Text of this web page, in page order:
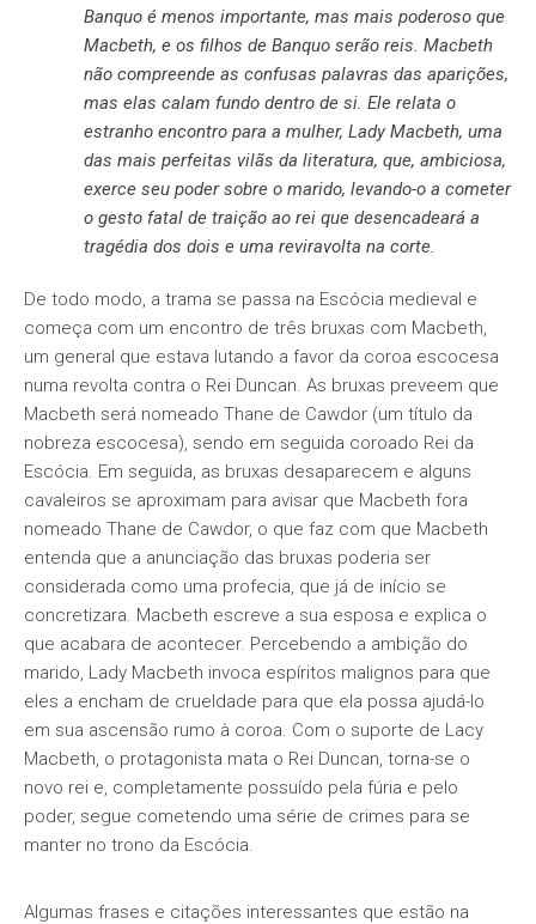
Banquo é menos importante, mas mais poderoso que
Macbeth, e os filhos de Banquo serão reis. Macbeth
não compreende as confusas palavras das aparições,
mas elas calam fundo dentro de si. Ele relata o
estranho encontro para a mulher, Lady Macbeth, uma
das mais perfeitas vilãs da literatura, que, ambiciosa,
exerce seu poder sobre o marido, levando-o a cometer
o gesto fatal de traição ao rei que desencadeará a
tragédia dos dois e uma reviravolta na corte.
De todo modo, a trama se passa na Escócia medieval e
começa com um encontro de três bruxas com Macbeth,
um general que estava lutando a favor da coroa escocesa
numa revolta contra o Rei Duncan. As bruxas preveem que
Macbeth será nomeado Thane de Cawdor (um título da
nobreza escocesa), sendo em seguida coroado Rei da
Escócia. Em seguida, as bruxas desaparecem e alguns
cavaleiros se aproximam para avisar que Macbeth fora
nomeado Thane de Cawdor, o que faz com que Macbeth
entenda que a anunciação das bruxas poderia ser
considerada como uma profecia, que já de início se
concretizara. Macbeth escreve a sua esposa e explica o
que acabara de acontecer. Percebendo a ambição do
marido, Lady Macbeth invoca espíritos malignos para que
eles a encham de crueldade para que ela possa ajudá-lo
em sua ascensão rumo à coroa. Com o suporte de Lacy
Macbeth, o protagonista mata o Rei Duncan, torna-se o
novo rei e, completamente possuído pela fúria e pelo
poder, segue cometendo uma série de crimes para se
manter no trono da Escócia.
Algumas frases e citações interessantes que estão na